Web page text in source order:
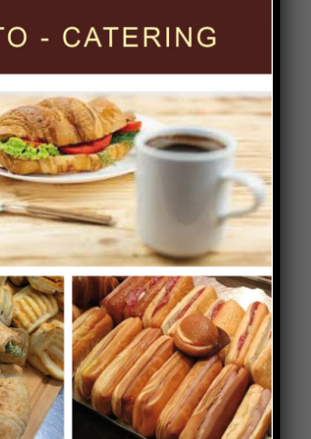
Casa di Rosa, gli
Sbandieratori scaldano il
cuore: il Soroptimist dona un
condizionatore e due buoni
spesa